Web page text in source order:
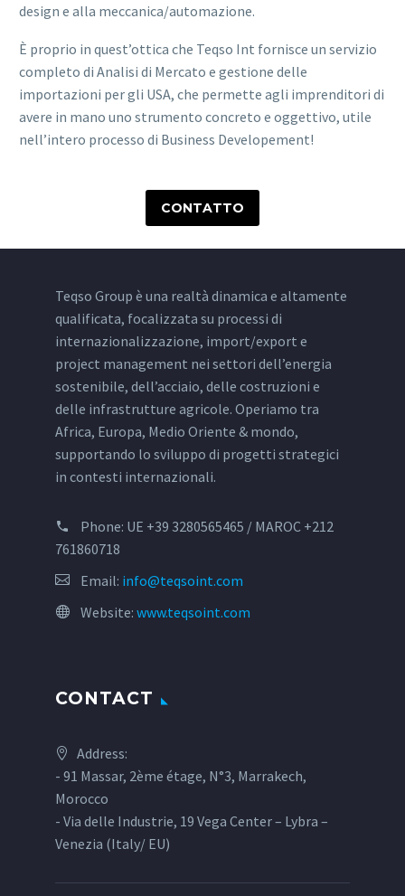
design e alla meccanica/automazione.
È proprio in quest’ottica che Teqso Int fornisce un servizio
completo di Analisi di Mercato e gestione delle
importazioni per gli USA, che permette agli imprenditori di
avere in mano uno strumento concreto e oggettivo, utile
nell’intero processo di Business Developement!
CONTATTO
Teqso Group è una realtà dinamica e altamente
qualificata, focalizzata su processi di
internazionalizzazione, import/export e
project management nei settori dell’energia
sostenibile, dell’acciaio, delle costruzioni e
delle infrastrutture agricole. Operiamo tra
Africa, Europa, Medio Oriente & mondo,
supportando lo sviluppo di progetti strategici
in contesti internazionali.
Phone: UE +39 3280565465 / MAROC +212
761860718
Email: info@teqsoint.com
Website: www.teqsoint.com
CONTACT
Address:
- 91 Massar, 2ème étage, N°3, Marrakech,
Morocco
- Via delle Industrie, 19 Vega Center – Lybra –
Venezia (Italy/ EU)